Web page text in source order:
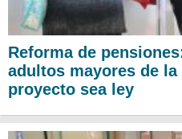
Reforma de
adultos mayores de la
proyecto sea ley